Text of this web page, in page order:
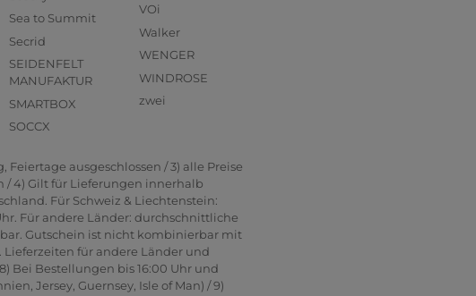
Sea to Summit
Secrid
SEIDENFELT
MANUFAKTUR
SMARTBOX
SOCCX
VOi
Walker
WENGER
WINDROSE
zwei
ausgeschlossen / 3) alle Preise
/ 4) Gilt für Lieferungen innerhalb
Für Schweiz & Liechtenstein:
Für andere Länder: durchschnittliche
Gutschein ist nicht kombinierbar mit
für andere Länder und
Bei Bestellungen bis 16:00 Uhr und
Jersey, Guernsey, Isle of Man) / 9)